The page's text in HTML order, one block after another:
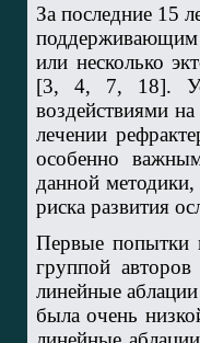
За последние 15
поддерживающим
или несколько
[3, 4, 7, 18].
воздействиями
лечении
особенно
данной
риска развития
Первые попытки
группой
линейные
была очень